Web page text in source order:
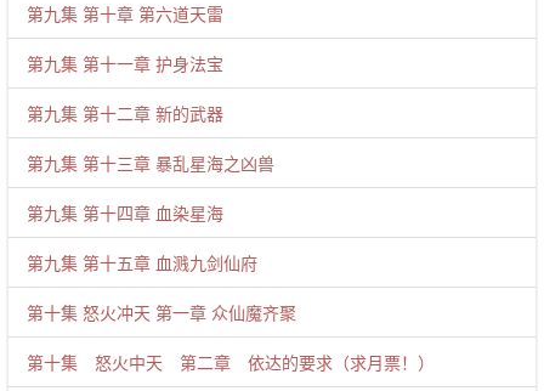
第九集 第十章 第六道天雷
第九集 第十一章 护身法宝
第九集 第十二章 新的武器
第九集 第十三章 暴乱星海之凶兽
第九集 第十四章 血染星海
第九集 第十五章 血溅九剑仙府
第十集 怒火冲天 第一章 众仙魔齐聚
第十集 怒火中天 第二章 依达的要求（求月票！）